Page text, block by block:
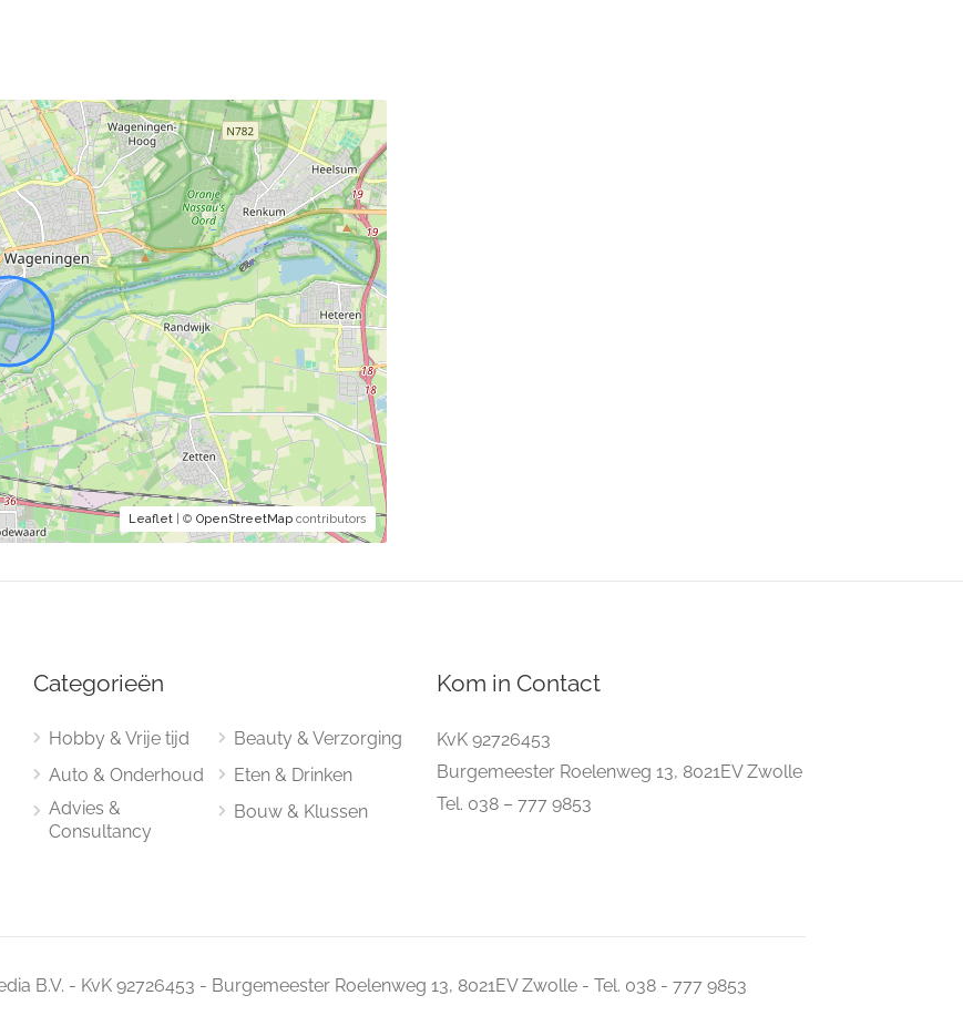
Leaflet| © OpenStreetMapcontributors
Categorieën
Hobby & Vrije tijd
Auto & Onderhoud
Advies &
Consultancy
Beauty & Verzorging
Eten & Drinken
Bouw & Klussen
Kom in Contact
KvK 92726453
Burgemeester Roelenweg 13, 8021EV Zwolle
Tel. 038 – 777 9853
B.V. - KvK 92726453 - Burgemeester Roelenweg 13, 8021EV Zwolle - Tel. 038 - 777 9853